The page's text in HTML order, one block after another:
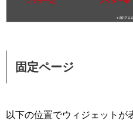
固定ページ
以下の位置でウィジェットが